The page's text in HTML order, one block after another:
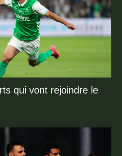
qui vont rejoindre le